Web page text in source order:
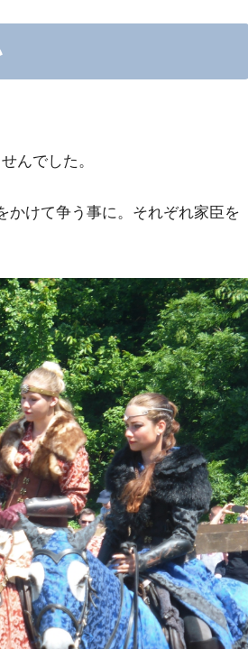
んでした。
かけて争う事に。それぞれ家臣を